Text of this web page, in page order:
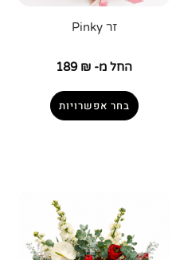
זר Pinky
החל מ- 189 ₪
בחר אפשרויות